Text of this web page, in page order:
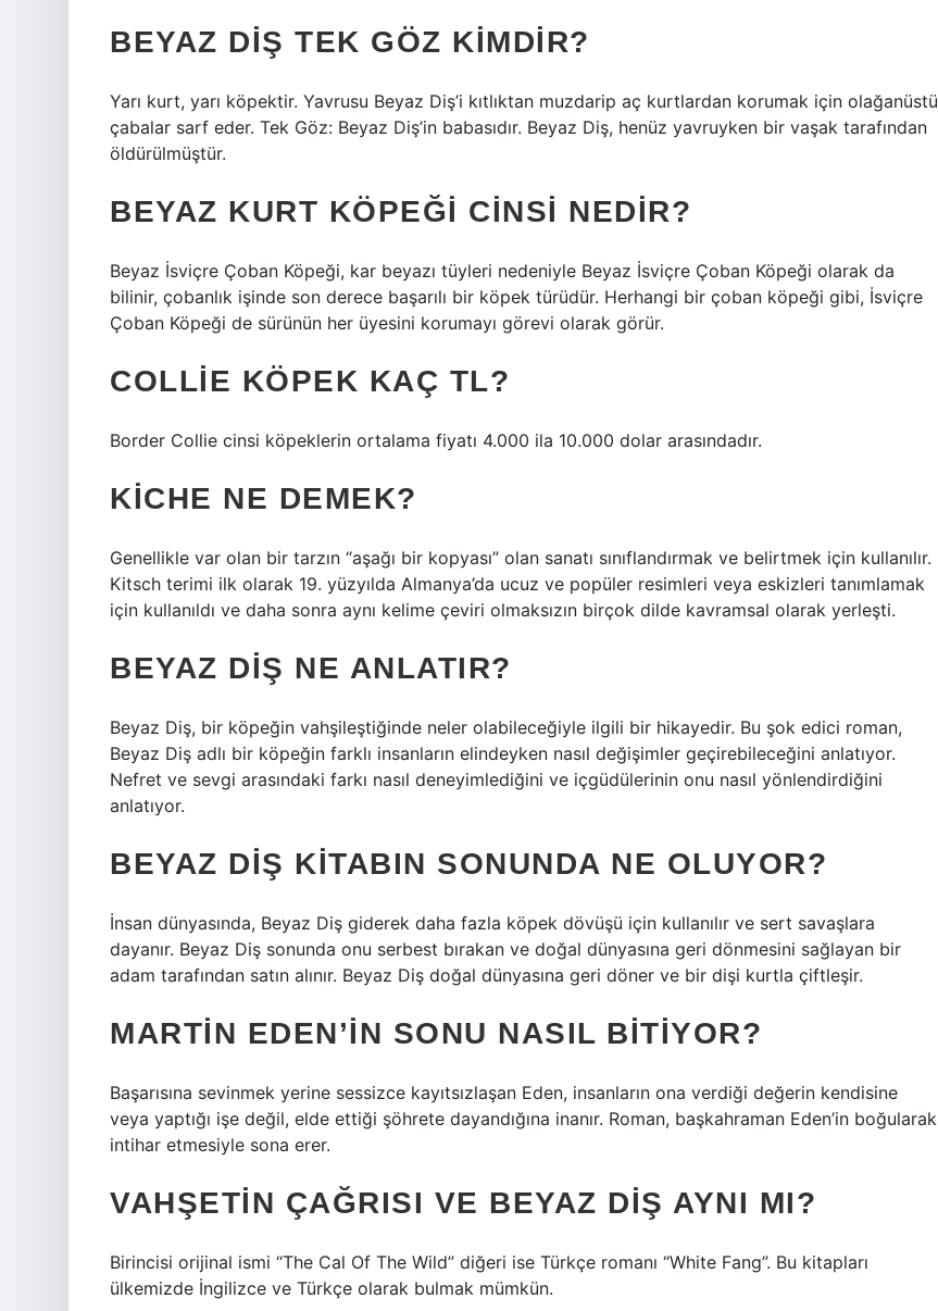
BEYAZ DIŞ TEK GÖZ KIMDIR?
Yarı kurt, yarı köpektir. Yavrusu Beyaz Diş’i kıtlıktan muzdarip aç kurtlardan korumak için olağanüstü
çabalar sarf eder. Tek Göz: Beyaz Diş’in babasıdır. Beyaz Diş, henüz yavruyken bir vaşak tarafından
öldürülmüştür.
BEYAZ KURT KÖPEĞI CINSI NEDIR?
Beyaz İsviçre Çoban Köpeği, kar beyazı tüyleri nedeniyle Beyaz İsviçre Çoban Köpeği olarak da
bilinir, çobanlık işinde son derece başarılı bir köpek türüdür. Herhangi bir çoban köpeği gibi, İsviçre
Çoban Köpeği de sürünün her üyesini korumayı görevi olarak görür.
COLLIE KÖPEK KAÇ TL?
Border Collie cinsi köpeklerin ortalama fiyatı 4.000 ila 10.000 dolar arasındadır.
KICHE NE DEMEK?
Genellikle var olan bir tarzın “aşağı bir kopyası” olan sanatı sınıflandırmak ve belirtmek için kullanılır.
Kitsch terimi ilk olarak 19. yüzyılda Almanya’da ucuz ve popüler resimleri veya eskizleri tanımlamak
için kullanıldı ve daha sonra aynı kelime çeviri olmaksızın birçok dilde kavramsal olarak yerleşti.
BEYAZ DIŞ NE ANLATIR?
Beyaz Diş, bir köpeğin vahşileştiğinde neler olabileceğiyle ilgili bir hikayedir. Bu şok edici roman,
Beyaz Diş adlı bir köpeğin farklı insanların elindeyken nasıl değişimler geçirebileceğini anlatıyor.
Nefret ve sevgi arasındaki farkı nasıl deneyimlediğini ve içgüdülerinin onu nasıl yönlendirdiğini
anlatıyor.
BEYAZ DIŞ KITABIN SONUNDA NE OLUYOR?
İnsan dünyasında, Beyaz Diş giderek daha fazla köpek dövüşü için kullanılır ve sert savaşlara
dayanır. Beyaz Diş sonunda onu serbest bırakan ve doğal dünyasına geri dönmesini sağlayan bir
adam tarafından satın alınır. Beyaz Diş doğal dünyasına geri döner ve bir dişi kurtla çiftleşir.
MARTIN EDEN’IN SONU NASIL BITIYOR?
Başarısına sevinmek yerine sessizce kayıtsızlaşan Eden, insanların ona verdiği değerin kendisine
veya yaptığı işe değil, elde ettiği şöhrete dayandığına inanır. Roman, başkahraman Eden’in boğularak
intihar etmesiyle sona erer.
VAHŞETIN ÇAĞRISI VE BEYAZ DIŞ AYNI MI?
Birincisi orijinal ismi “The Cal Of The Wild” diğeri ise Türkçe romanı “White Fang”. Bu kitapları
ülkemizde İngilizce ve Türkçe olarak bulmak mümkün.